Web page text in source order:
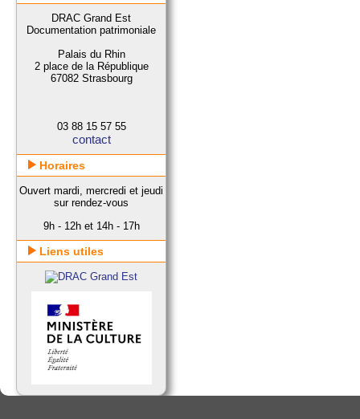
DRAC Grand Est
Documentation patrimoniale
Palais du Rhin
2 place de la République
67082 Strasbourg
03 88 15 57 55
contact
Horaires
Ouvert mardi, mercredi et jeudi
sur rendez-vous
9h - 12h et 14h - 17h
Liens utiles